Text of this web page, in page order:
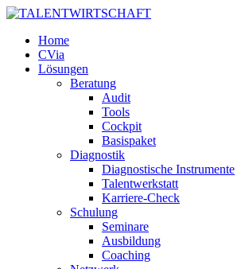
Home
CVia
Lösungen
Beratung
Audit
Tools
Cockpit
Basispaket
Diagnostik
Diagnostische Instrumente
Talentwerkstatt
Karriere-Check
Schulung
Seminare
Ausbildung
Coaching